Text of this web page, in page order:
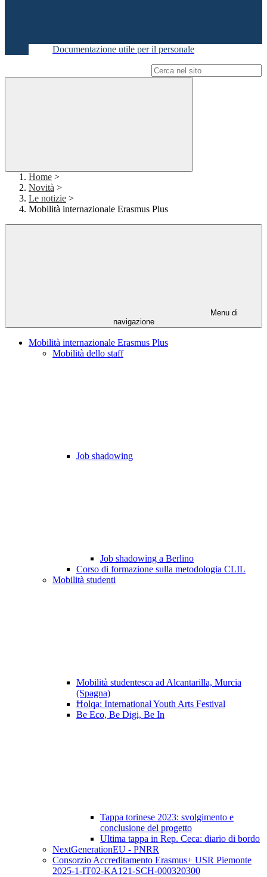
Documentazione utile per il personale
Home >
Novità >
Le notizie >
Mobilità internazionale Erasmus Plus
Menu di
navigazione
Mobilità internazionale Erasmus Plus
Mobilità dello staff
Job shadowing
Job shadowing a Berlino
Corso di formazione sulla metodologia CLIL
Mobilità studenti
Mobilità studentesca ad Alcantarilla, Murcia
(Spagna)
Ħolqa: International Youth Arts Festival
Be Eco, Be Digi, Be In
Tappa torinese 2023: svolgimento e
conclusione del progetto
Ultima tappa in Rep. Ceca: diario di bordo
NextGenerationEU - PNRR
Consorzio Accreditamento Erasmus+ USR Piemonte
2025-1-IT02-KA121-SCH-000320300